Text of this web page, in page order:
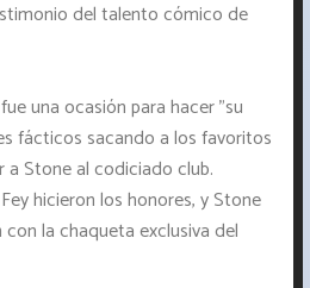
del talento cómico de
una ocasión para hacer "su
fácticos sacando a los favoritos
a Stone al codiciado club.
hicieron los honores, y Stone
la chaqueta exclusiva del